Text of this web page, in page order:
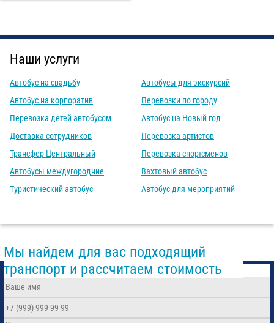
Наши услуги
Автобус на свадьбу
Автобус на корпоратив
Перевозка детей автобусом
Доставка сотрудников
Трансфер Центральный
Автобусы междугородние
Туристический автобус
Автобусы для экскурсий
Перевозки по городу
Автобус на Новый год
Перевозка артистов
Перевозка спортсменов
Вахтовый автобус
Автобус для мероприятий
Мы найдем для вас подходящий
транспорт и рассчитаем стоимость